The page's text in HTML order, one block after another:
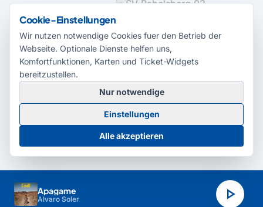
Apagame
Alvaro Soler play_arrow
MEDIENPARTNER
© 2026 Radio Potsdam. Webseite entwickelt durch dieMedienagentur
Babelsberg
BarrierefreiheitserklärungAGBDatenschutzImpressum
Cookie-Einstellungen
Cookie-Einstellungen
Wir nutzen notwendige Cookies fuer den Betrieb der
Webseite. Optionale Dienste helfen uns,
Komfortfunktionen, Karten und Ticket-Widgets
bereitzustellen.
Nur notwendige
Einstellungen
Alle akzeptieren